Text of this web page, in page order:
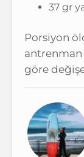
37 gr
Porsiyon
antrenman
göre